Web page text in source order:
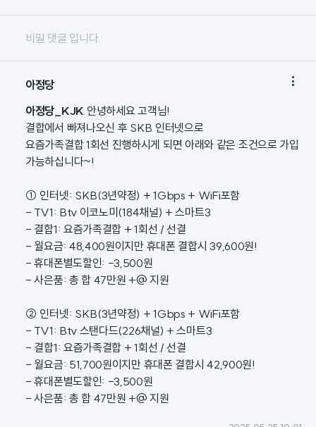
비밀 댓글 입니다.
아정당 
아정당_KJK 안녕하세요 고객님!
결합에서 빠져나오신 후 SKB 인터넷으로
요즘가족결합 1회선 진행하시게 되면 아래와 같은 조건으로 가입
가능하십니다~!
① 인터넷: SKB(3년약정) + 1Gbps + WiFi포함
- TV1: Btv 이코노미(184채널) + 스마트3
- 결합1: 요즘가족결합 + 1회선 / 선결
- 월요금: 48,400원이지만 휴대폰 결합시 39,600원!
- 휴대폰별도할인: -3,500원
- 사은품: 총 합 47만원 +@ 지원
② 인터넷: SKB(3년약정) + 1Gbps + WiFi포함
- TV1: Btv 스탠다드(226채널) + 스마트3
- 결합1: 요즘가족결합 + 1회선 / 선결
- 월요금: 51,700원이지만 휴대폰 결합시 42,900원!
- 휴대폰별도할인: -3,500원
- 사은품: 총 합 47만원 +@ 지원